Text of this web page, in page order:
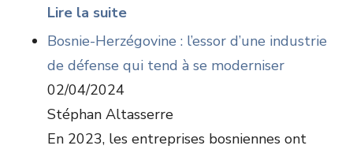
Lire la suite
Bosnie-Herzégovine : l’essor d’une industrie
de défense qui tend à se moderniser
02/04/2024
Stéphan Altasserre
En 2023, les entreprises bosniennes ont